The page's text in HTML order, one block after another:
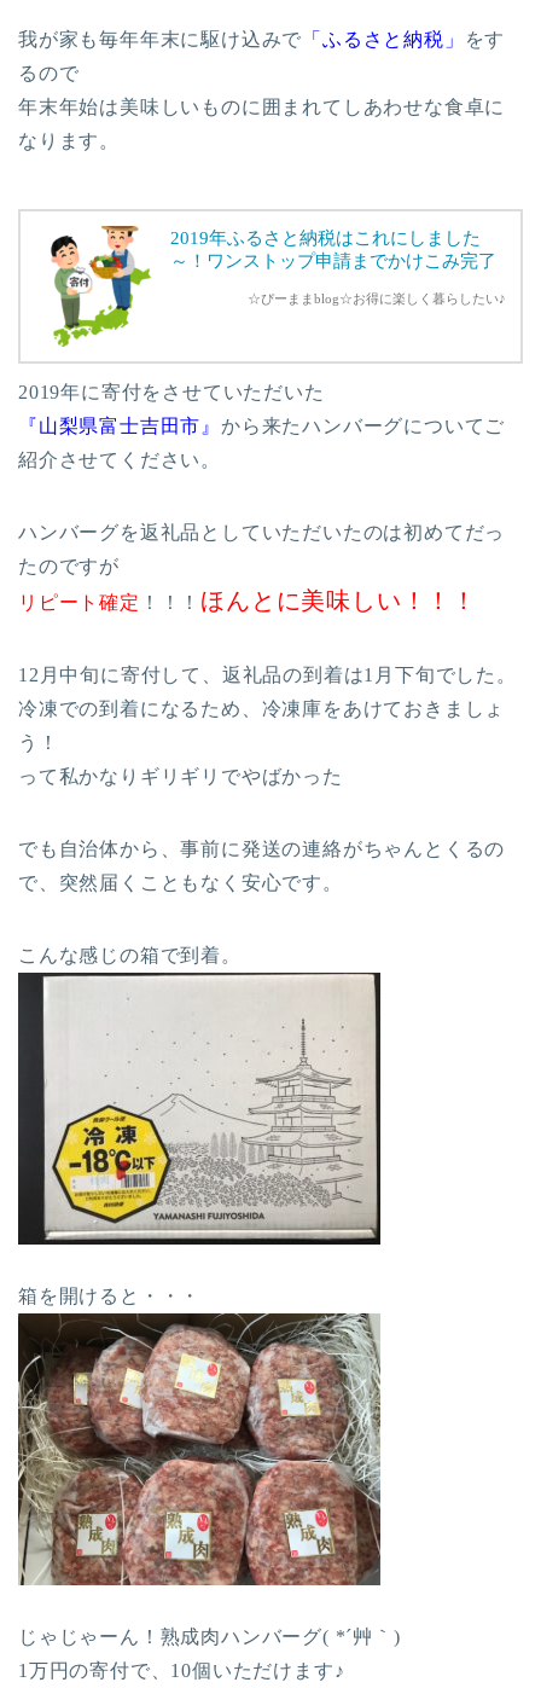
我が家も毎年年末に駆け込みで 「ふるさと納税」
をす
るので
年末年始は美味しいものに囲まれてしあわせな食卓に
なります。
2019年ふるさと納税はこれにしました
～！ワンストップ申請までかけこみ完了
☆ぴーままblog☆お得に楽しく暮らしたい♪
2019年に寄付をさせていただいた
『山梨県富士吉田市』から来たハンバーグについてご
紹介させてください。
ハンバーグを返礼品としていただいたのは初めてだっ
たのですが
リピート確定 ！！！ ほんとに美味しい！！！
12月中旬に寄付して、返礼品の到着は1月下旬でした。
冷凍での到着になるため、冷凍庫をあけておきましょ
う！
って私かなりギリギリでやばかった
でも自治体から、事前に発送の連絡がちゃんとくるの
で、突然届くこともなく安心です。
こんな感じの箱で到着。
箱を開けると・・・
じゃじゃーん！熟成肉ハンバーグ( *´艸｀)
1万円の寄付で、10個いただけます♪